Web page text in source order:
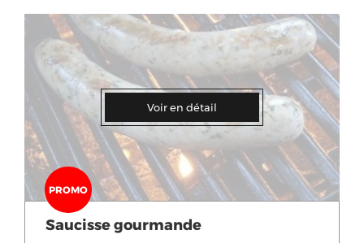
Voir en détail
PROMO
Saucisse gourmande